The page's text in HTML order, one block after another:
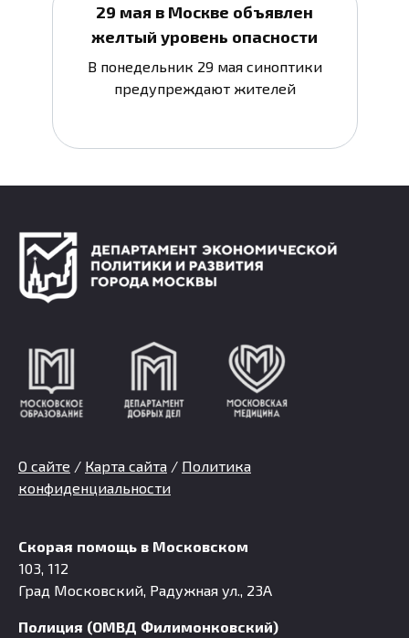
29 мая в Москве объявлен
желтый уровень опасности
В понедельник 29 мая синоптики
предупреждают жителей
О сайте / Карта сайта / Политика
конфиденциальности
Скорая помощь в Московском
103, 112
Град Московский, Радужная ул., 23А
Полиция (ОМВД Филимонковский)